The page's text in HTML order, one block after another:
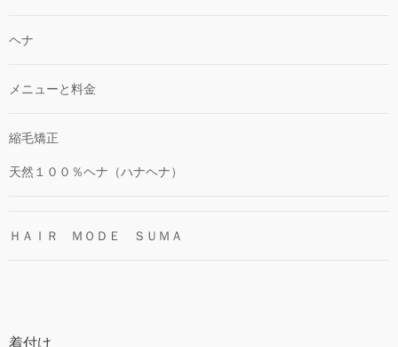
ヘナ
メニューと料金
縮毛矯正
天然１００％ヘナ（ハナヘナ）
ＨＡＩＲ ＭＯＤＥ ＳＵＭＡ
着付け